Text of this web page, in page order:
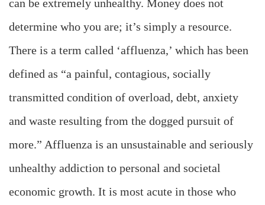
can be extremely unhealthy. Money does not
determine who you are; it’s simply a resource.
There is a term called ‘affluenza,’ which has been
defined as “a painful, contagious, socially
transmitted condition of overload, debt, anxiety
and waste resulting from the dogged pursuit of
more.” Affluenza is an unsustainable and seriously
unhealthy addiction to personal and societal
economic growth. It is most acute in those who